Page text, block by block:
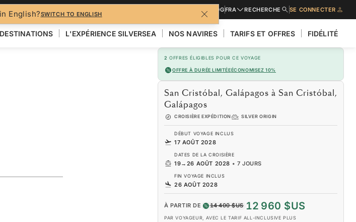
English?SWITCH TO ENGLISH
BLOGFRA RECHERCHE SE CONNECTER
DESTINATIONS L'EXPÉRIENCE SILVERSEA NOS NAVIRES TARIFS ET OFFRES FIDÉLITÉ
2 OFFRES ÉLIGIBLES POUR CE VOYAGE
OFFRE À DURÉE LIMITÉEÉCONOMISEZ 10%
San Cristóbal, Galápagos à San Cristóbal,
Galápagos
CROISIÈRE EXPÉDITION SILVER ORIGIN
DÉBUT VOYAGE INCLUS
17 AOÛT 2028
DATES DE LA CROISIÈRE
19→ 26 AOÛT 2028 • 7 JOURS
FIN VOYAGE INCLUS
26 AOÛT 2028
À PARTIR DE 14 400 $US 12 960 $US
PAR VOYAGEUR, AVEC LE TARIF ALL-INCLUSIVE PLUS